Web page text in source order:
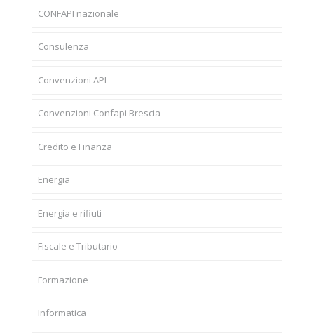
CONFAPI nazionale
Consulenza
Convenzioni API
Convenzioni Confapi Brescia
Credito e Finanza
Energia
Energia e rifiuti
Fiscale e Tributario
Formazione
Informatica